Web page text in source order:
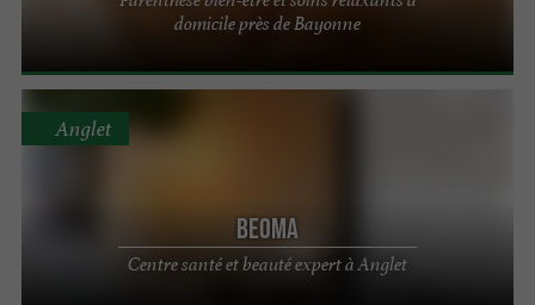
domicile près de Bayonne
BEOMA
Centre santé et beauté expert à Anglet
Anglet